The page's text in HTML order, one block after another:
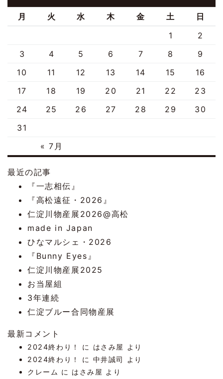
月 火 水 木 金 土 日
« 7月
1
2
3
4 5 6 7 8
9
10
11 12 13 14 15
16
17
18 19 20 21 22
23
24
25 26 27 28 29
30
31
最近の記事
『一志相伝』
『高松遠征・2026』
仁淀川物産展2026@高松
made in Japan
ひなマルシェ・2026
『Bunny Eyes』
仁淀川物産展2025
お当屋組
3年連続
仁淀ブルー合同物産展
最新コメント
2024終わり！ に はさみ屋
より
2024終わり！
に 中井誠司
より
クレーム に はさみ屋 より